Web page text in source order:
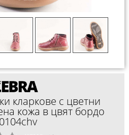
кларкове с цветни
кожа в цвят бордо